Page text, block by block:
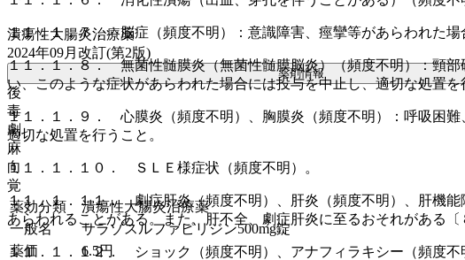
１１．１．７． 脳症（頻度不明）：意識障害、痙攣等があらわれた場
１１．１．８． 無菌性髄膜炎（無菌性髄膜脳炎）（頻度不明）：頸
い、このような症状があらわれた場合には投与を中止し、適切な処置を
１１．１．９． 心膜炎（頻度不明）、胸膜炎（頻度不明）：呼吸困難
適切な処置を行うこと。
１１．１．１０． ＳＬＥ様症状（頻度不明）。
１１．１．１１． 劇症肝炎（頻度不明）、肝炎（頻度不明）、肝機
あらわれることがある。また、肝不全、劇症肝炎に至るおそれがある〔
１１．１．１２． ショック（頻度不明）、アナフィラキシー（頻度
潰瘍性大腸炎治療薬
2024年09月改訂(第2版)
薬剤情報
後
毒
劇
麻
向
覚
薬効分類
潰瘍性大腸炎治療薬
一般名
サラゾスルファピリジン500mg錠
薬価
6.5円